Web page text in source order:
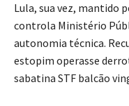
Lula, sua vez, mantido
controla Ministério
autonomia técnica.
estopim operasse
sabatina STF balcão